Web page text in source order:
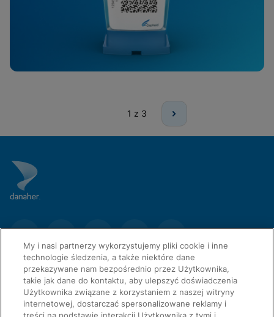
1 z 3
My i nasi partnerzy wykorzystujemy pliki cookie i inne
technologie śledzenia, a także niektóre dane
przekazywane nam bezpośrednio przez Użytkownika,
takie jak dane do kontaktu, aby ulepszyć doświadczenia
Użytkownika związane z korzystaniem z naszej witryny
internetowej, dostarczać spersonalizowane reklamy i